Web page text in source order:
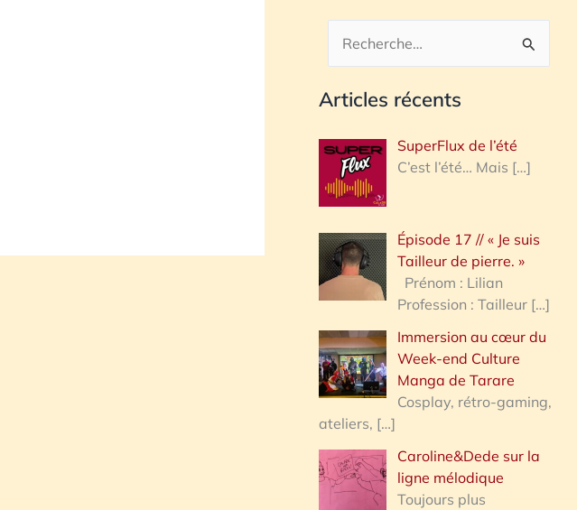
c
h
r
h
e
:
Articles récents
SuperFlux de l’été
C’est l’été… Mais […]
Épisode 17 // « Je suis
Tailleur de pierre. »
Prénom : Lilian
Profession : Tailleur […]
Immersion au cœur du
Week-end Culture
Manga de Tarare
Cosplay, rétro-gaming,
ateliers, […]
Caroline&Dede sur la
ligne mélodique
Toujours plus